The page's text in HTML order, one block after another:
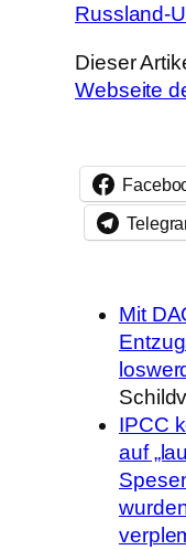
Russland-
Dieser
Webseite
Mit
IPCC
auf